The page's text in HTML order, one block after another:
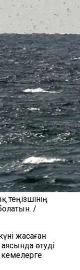
теңізшінің
/
жасаған
өтуді
кемелерге